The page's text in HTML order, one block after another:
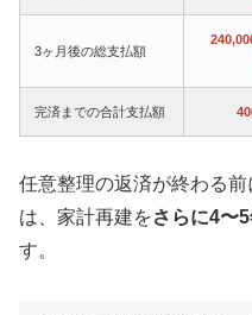
3ヶ月後の総支払額
完済までの合計支払額
任意整理の返済が終わる
は、家計再建をさらに4〜
す。